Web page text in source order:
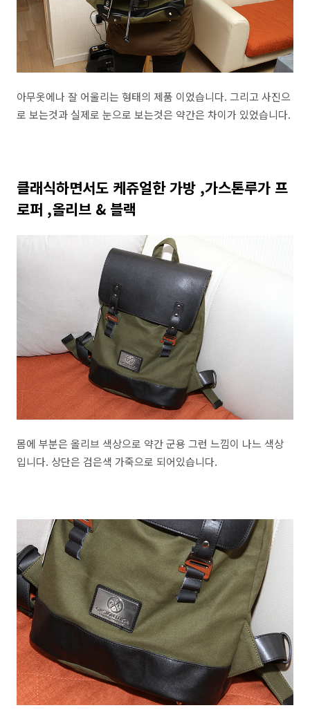
아무옷에나 잘 어울리는 형태의 제품 이었습니다. 그리고 사진으
로 보는것과 실제로 눈으로 보는것은 약간은 차이가 있었습니다.
클래식하면서도 케쥬얼한 가방 ,가스톤루가 프
로퍼 ,올리브 & 블랙
몸에 부분은 올리브 색상으로 약간 군용 그런 느낌이 나느 색상
입니다. 상단은 검은색 가죽으로 되어있습니다.